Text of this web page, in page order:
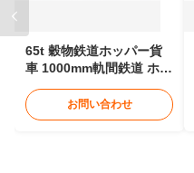
65t 穀物鉄道ホッパー貨
車 1000mm軌間鉄道 ホッ
お問い合わせ